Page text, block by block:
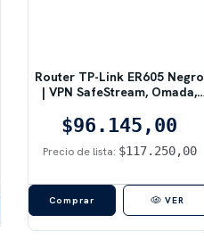
Router TP-Link ER605 Negro
| VPN SafeStream, Omada,
Puertos)
$96.145,00
Precio de lista: $117.250,00
VER